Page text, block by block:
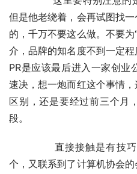
但是他老绕着，会再试图找
的，千万不要这么做。不要
介，品牌的知名度不到一定
PR是应该最后进入一家创业
速决，想一炮而红这个事情
区别，还是要经过前三个月
段。
个，又联系到了计算机协会